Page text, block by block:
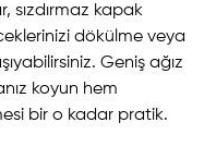
sızdırmaz kapak
dökülme veya
Geniş ağız
koyun hem
bir o kadar pratik.